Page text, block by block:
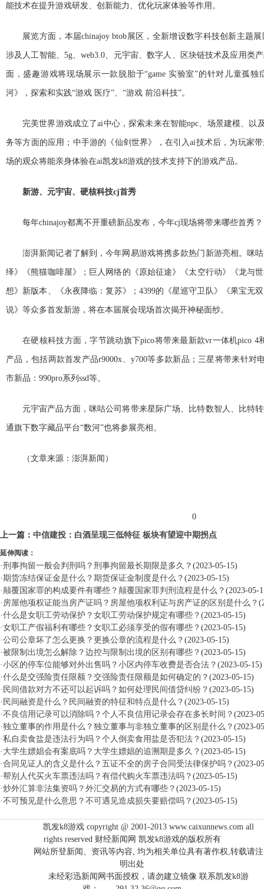
能技术在提升游戏研发、创新能力、优化玩家体验等作用。
展览方面，本届chinajoy btob展区，全新增设数字科技创新主题
涉及人工智能、5g、web3.0、元宇宙、数字人、区块链技术及应用类
面，盛趣游戏将现场展示一款脱胎于“game 实验室”的针对儿童孤
河》，探索和实践“游戏 医疗”、“游戏 前沿科技”。
完美世界游戏成立了ai中心，探索未来在智能npc、场景建模、以
务等方面的应用；中手游的《仙剑世界》，在引入ai技术后，为玩家
场的观众将能亲身体验在ai凯发k8游戏的技术支持下的游戏产品。
新游、元宇宙、硬核科技cj首秀
每年chinajoy都离不开重磅新品发布，今年cj现场将带来哪些首秀？
澎湃新闻记者了解到，今年网易游戏将携多款热门新游亮相。咪
绎》《熊猫咖啡屋》；巨人网络的《原始征途》《太空行动》《龙与
想》新版本、《永夜降临：复苏》；4399的《星巡守卫队》《果宝无
说》等众多首发新游，将在本届展会现场首次揭开神秘面纱。
在硬核科技方面，字节跳动旗下pico将带来最新款vr一体机pico 4
产品，包括两款首发产品r9000x、y700等多款新品；三星将带来针对
市新品：990pro系列ssd等。
元宇宙产品方面，咪咕公司将带来星际广场、比特数智人、比特
通旗下数字藏品平台“数河”也将参展亮相。
（文章来源：澎湃新闻）
0
上一篇： 中信建投：白酒呈现三低特征 板块有望迎中期拐点
延伸阅读：
·刑事拘留一般会判刑吗？刑事拘留最长期限是多久？ (2023-05-15)
·期货冻结保证金是什么？期货保证金制度是什么？ (2023-05-15)
·颠覆国家罪的构成要件有哪些？颠覆国家罪判刑流程是什么？ (2023-05-
· 房屋他项权证能当房产证吗？房屋他项权利证与房产证的区别是什么？
·什么是女职工劳动保护？女职工劳动保护规定有哪些？ (2023-05-15)
·女职工产假福利有哪些？女职工必须享受的假有哪些？ (2023-05-15)
·公司公章坏了怎么更换？更换公章的流程是什么？ (2023-05-15)
·被限制出境怎么解除？边控与限制出境的区别有哪些？ (2023-05-15)
·小区的停车位能够对外出售吗？小区内停车收费是否合法？ (2023-05-15)
·什么是交强险责任限额？交强险责任限额是如何确定的？ (2023-05-15)
· 民间借款对方不还可以起诉吗？如何处理民间借贷纠纷？ (2023-05-15)
· 民间融资是什么？民间融资的特征和特点是什么？ (2023-05-15)
·不良信用记录可以消除吗？个人不良信用记录会存在多长时间？ (2023-
·独立董事的作用是什么？独立董事与非独立董事的区别是什么？ (2023-
·私自卖食盐是违法行为吗？个人倒卖食用盐是否犯法？ (2023-05-15)
· 大学生嫖娼会有案底吗？大学生嫖娼的追溯期是多久？ (2023-05-15)
·合同见证人的含义是什么？五证不全的房子合同受法律保护吗？ (2023-
·帮别人代买火车票违法吗？有偿代购火车票违法吗？ (2023-05-15)
·炒外汇算非法集资吗？外汇交易的方式有哪些？ (2023-05-15)
·不可预见是什么意思？不可遇见造成损失要赔偿吗？ (2023-05-15)
凯发k8游戏 copyright @ 2001-2013 www.caixunnews.com all
rights reserved 财经新闻网 凯发k8游戏的版权所有
网站所登新闻、资讯等内容, 均为相关单位具有著作权,转载请注
明出处
未经彩迅新闻网书面授权，请勿建立镜像 联系凯发k8游